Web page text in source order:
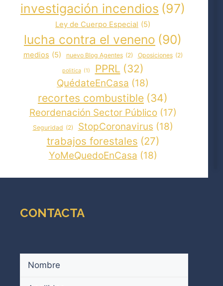
investigación incendios (97)
Ley de Cuerpo Especial (5)
lucha contra el veneno (90)
medios (5) nuevo Blog Agentes (2) Oposiciones (2)
politica (1) PPRL (32)
QuédateEnCasa (18)
recortes combustible (34)
Reordenación Sector Público (17)
Seguridad (2) StopCoronavirus (18)
trabajos forestales (27)
YoMeQuedoEnCasa (18)
CONTACTA